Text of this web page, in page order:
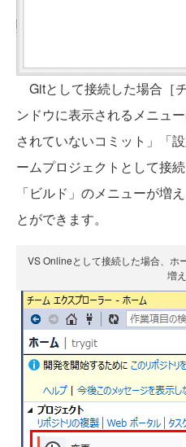
Gitとして接続した場合［
ンドウに表示されるメニュ
されていないコミット」「
ームプロジェクトとして接
「ビルド」のメニューが増
とができます。
VS Onlineとして接続した場合、ホ
増